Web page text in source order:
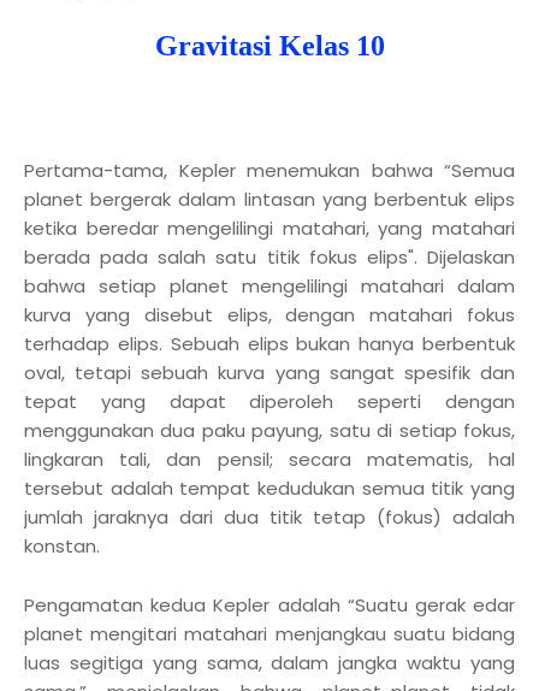
Gravitasi Kelas 10
Pertama-tama, Kepler menemukan bahwa “Semua
planet bergerak dalam lintasan yang berbentuk elips
ketika beredar mengelilingi matahari, yang matahari
berada pada salah satu titik fokus elips". Dijelaskan
bahwa setiap planet mengelilingi matahari dalam
kurva yang disebut elips, dengan matahari fokus
terhadap elips. Sebuah elips bukan hanya berbentuk
oval, tetapi sebuah kurva yang sangat spesifik dan
tepat yang dapat diperoleh seperti dengan
menggunakan dua paku payung, satu di setiap fokus,
lingkaran tali, dan pensil; secara matematis, hal
tersebut adalah tempat kedudukan semua titik yang
jumlah jaraknya dari dua titik tetap (fokus) adalah
konstan.
Pengamatan kedua Kepler adalah “Suatu gerak edar
planet mengitari matahari menjangkau suatu bidang
luas segitiga yang sama, dalam jangka waktu yang